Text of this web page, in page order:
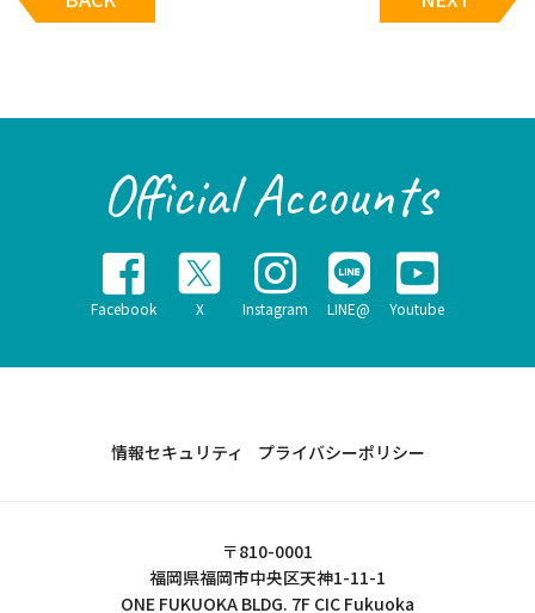
Official Accounts
Facebook X Instagram LINE@ Youtube
情報セキュリティ プライバシーポリシー
〒810-0001
福岡県福岡市中央区天神1-11-1
ONE FUKUOKA BLDG. 7F CIC Fukuoka